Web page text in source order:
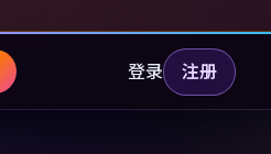
登录 注册